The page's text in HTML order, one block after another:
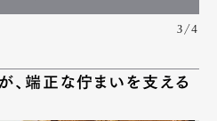
3/4
、端正な佇まいを支える